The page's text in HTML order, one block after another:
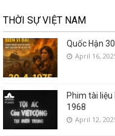
THỜI SỰ VIỆT NAM
Quốc Hận
April 16,
Phim tài
1968
April 12,